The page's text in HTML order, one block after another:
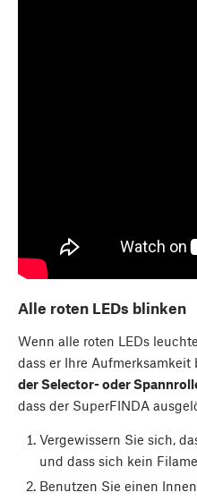
Alle roten LEDs blinken
Wenn alle roten LEDs
dass er Ihre
der Selector- oder
dass der SuperFINDA
Vergewissern Sie sich,
und dass sich kein
Benutzen Sie einen